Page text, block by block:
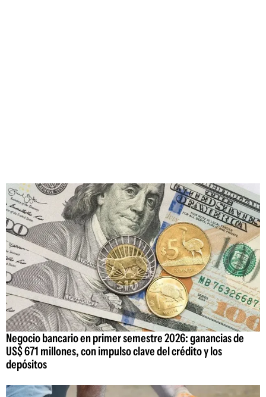
Negocio bancario en primer semestre 2026: ganancias de
US$ 671 millones, con impulso clave del crédito y los
depósitos